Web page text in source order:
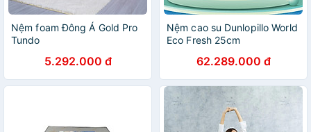
Nệm foam Đông Á Gold Pro
Tundo
5.292.000 đ
Nệm cao su Dunlopillo World
Eco Fresh 25cm
62.289.000 đ